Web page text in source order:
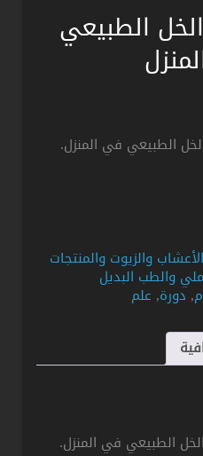
الطبيعي
الطبيعي في المنزل.
والزيوت والمنتجات
والطب البديل
,دورة, علم
الطبيعي في المنزل.